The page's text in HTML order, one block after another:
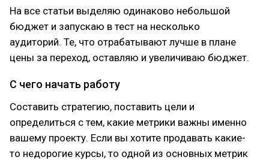
На все статьи выделяю одинаково небольшой
бюджет и запускаю в тест на несколько
аудиторий. Те, что отрабатывают лучше в плане
цены за переход, оставляю и увеличиваю бюджет.
С чего начать работу
Составить стратегию, поставить цели и
определиться с тем, какие метрики важны именно
вашему проекту. Если вы хотите продавать какие-
то недорогие курсы, то одной из основных метрик